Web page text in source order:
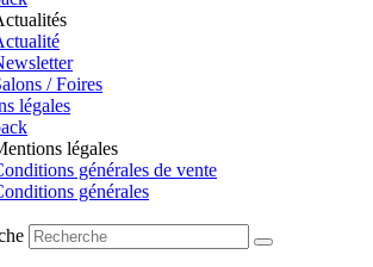
/ Foires
légales
légales
générales de vente
générales